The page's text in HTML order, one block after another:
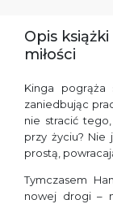
Opis
miłości
Kinga
zaniedbując
nie stracić
przy życiu? Nie
prostą,
Tymczasem
nowej drogi –